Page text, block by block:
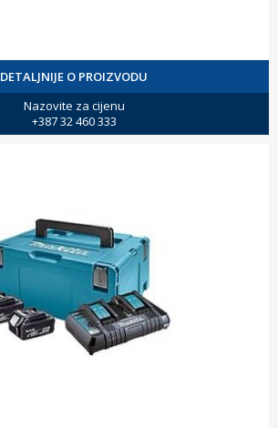
DETALJNIJE O PROIZVODU
Nazovite za cijenu
+387 32 460 333